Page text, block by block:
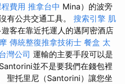
費用 推拿台中 Mina）的波旁
有公共交通工具。 搜索引擎 肌
客在靠近托運人的邁阿密酒店
傳統整復推拿技術士 餐盒 太
灣公司 運輸的主要手段可以是
並不是要我們在錢包裡
聖托里尼（Santorini）讓您坐